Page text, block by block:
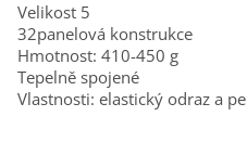
Velikost 5
32panelová konstrukce
Hmotnost: 410-450 g
Tepelně spojené
Vlastnosti: elastický odraz a